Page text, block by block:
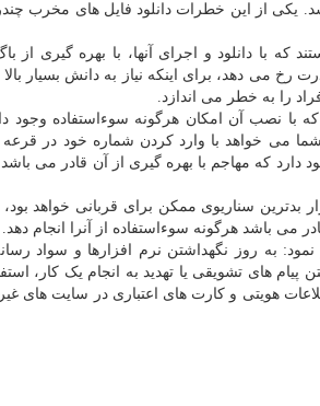
یکی از این خطرات دانلود فایل های مخرب
که با دانلود و اجرای آنها، با بهره گیری از
می دهد، برای اینکه نیاز به دانش بسیار
را به خطر می اندازد.
با نصب آن امکان هرگونه سوءاستفاده وجود
می خواهد با وارد کردن شماره خود در
دارد که مهاجم با بهره گیری از آن قادر می
بدترین سناریوی ممکن برای قربانی خواهد بود،
باشد هرگونه سوءاستفاده از آنرا انجام دهد.
نمود: به روز نگهداشتن نرم افزارها و سواد
های تشویقی یا تهدید به انجام یک کار،
هویتی و کارت های اعتباری در سایت های